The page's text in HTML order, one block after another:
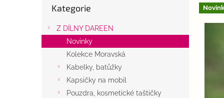
a
n
kategorie
Kategorie
Z DÍLNY DAREEN
Novinky
Kolekce Moravská
Kabelky, batůžky
Kapsičky na mobil
Pouzdra, kosmetické taštičky